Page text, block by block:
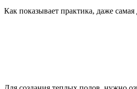
Как показывает практика, даже самая